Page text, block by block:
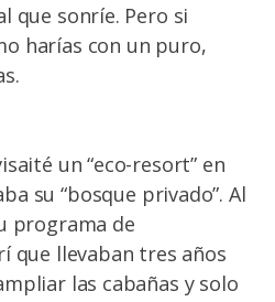
que sonríe. Pero si
harías con un puro,
un “eco-resort” en
su “bosque privado”. Al
programa de
que llevaban tres años
las cabañas y solo